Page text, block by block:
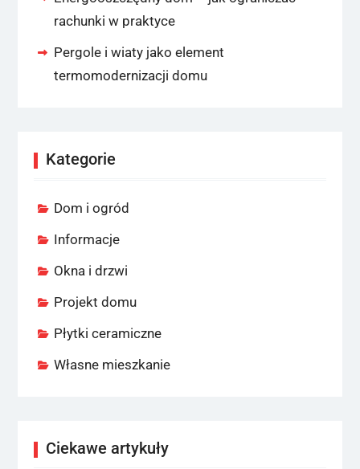
rachunki w praktyce
Pergole i wiaty jako element
termomodernizacji domu
Kategorie
Dom i ogród
Informacje
Okna i drzwi
Projekt domu
Płytki ceramiczne
Własne mieszkanie
Ciekawe artykuły